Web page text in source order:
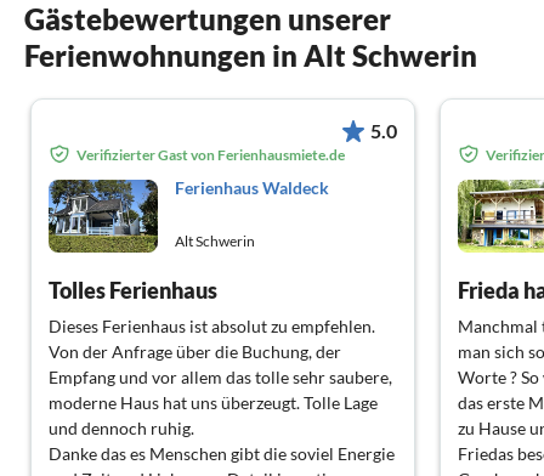
Gästebewertungen unserer
Ferienwohnungen in Alt Schwerin
5.0
Verifizierter Gast von Ferienhausmiete.de
Ferienhaus Waldeck
Alt Schwerin
Tolles Ferienhaus
Dieses Ferienhaus ist absolut zu empfehlen.
Von der Anfrage über die Buchung, der
Empfang und vor allem das tolle sehr saubere,
moderne Haus hat uns überzeugt. Tolle Lage
und dennoch ruhig.
Danke das es Menschen gibt die soviel Energie
Frieda
Manchmal
man sich
Worte ?
das erste
zu Hause
Friedas